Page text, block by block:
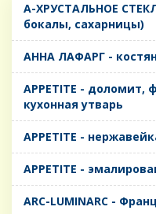
A-ХРУСТАЛЬНОЕ
бокалы, сахарницы)
AHHA ЛАФАРГ -
APPETITE - доломит,
кухонная утварь
APPETITE -
APPETITE -
ARC-LUMINARC -